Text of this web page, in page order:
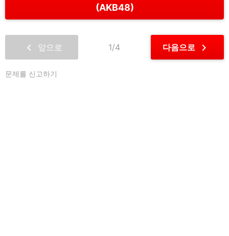
(AKB48)
chevron_left 앞으로 1/4 다음으로 chevron_right
문제를 신고하기